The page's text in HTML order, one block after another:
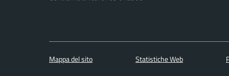
Mappa del sito Statistiche Web